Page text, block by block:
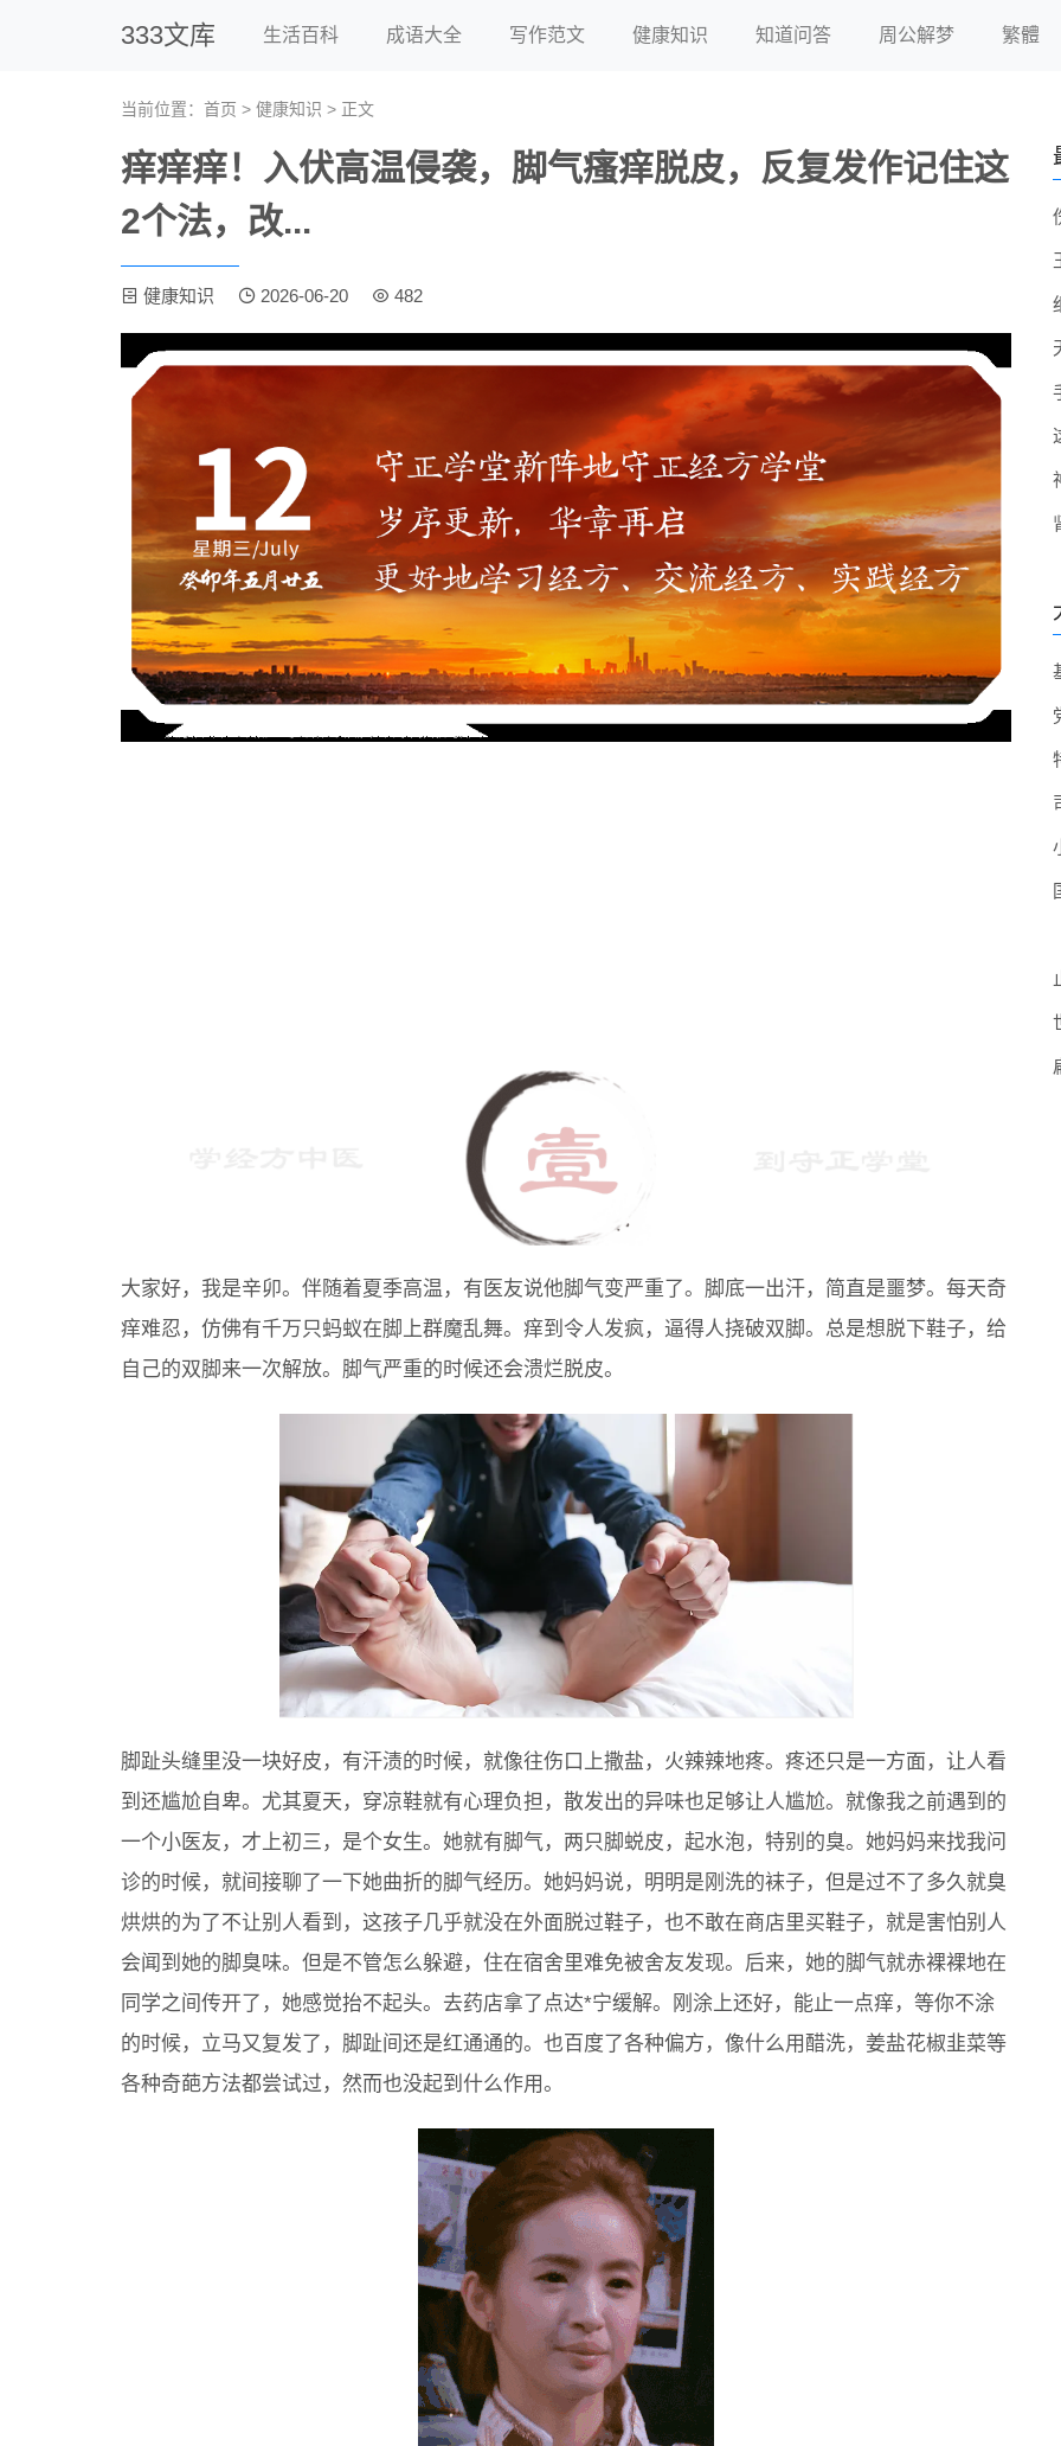
333文库 生活百科 成语大全 写作范文 健康知识 知道问答 周公解梦 繁體
当前位置： 首页 > 健康知识 > 正文
痒痒痒！入伏高温侵袭，脚气瘙痒脱皮，反复发作记住这
2个法，改...
健康知识 2026-06-20 482
大家好，我是辛卯。伴随着夏季高温，有医友说他脚气变严重了。脚底一出汗，简直是噩梦。每天奇
痒难忍，仿佛有千万只蚂蚁在脚上群魔乱舞。痒到令人发疯，逼得人挠破双脚。总是想脱下鞋子，给
自己的双脚来一次解放。脚气严重的时候还会溃烂脱皮。
脚趾头缝里没一块好皮，有汗渍的时候，就像往伤口上撒盐，火辣辣地疼。疼还只是一方面，让人看
到还尴尬自卑。尤其夏天，穿凉鞋就有心理负担，散发出的异味也足够让人尴尬。就像我之前遇到的
一个小医友，才上初三，是个女生。她就有脚气，两只脚蜕皮，起水泡，特别的臭。她妈妈来找我问
诊的时候，就间接聊了一下她曲折的脚气经历。她妈妈说，明明是刚洗的袜子，但是过不了多久就臭
烘烘的为了不让别人看到，这孩子几乎就没在外面脱过鞋子，也不敢在商店里买鞋子，就是害怕别人
会闻到她的脚臭味。但是不管怎么躲避，住在宿舍里难免被舍友发现。后来，她的脚气就赤裸裸地在
同学之间传开了，她感觉抬不起头。去药店拿了点达*宁缓解。刚涂上还好，能止一点痒，等你不涂
的时候，立马又复发了，脚趾间还是红通通的。也百度了各种偏方，像什么用醋洗，姜盐花椒韭菜等
各种奇葩方法都尝试过，然而也没起到什么作用。